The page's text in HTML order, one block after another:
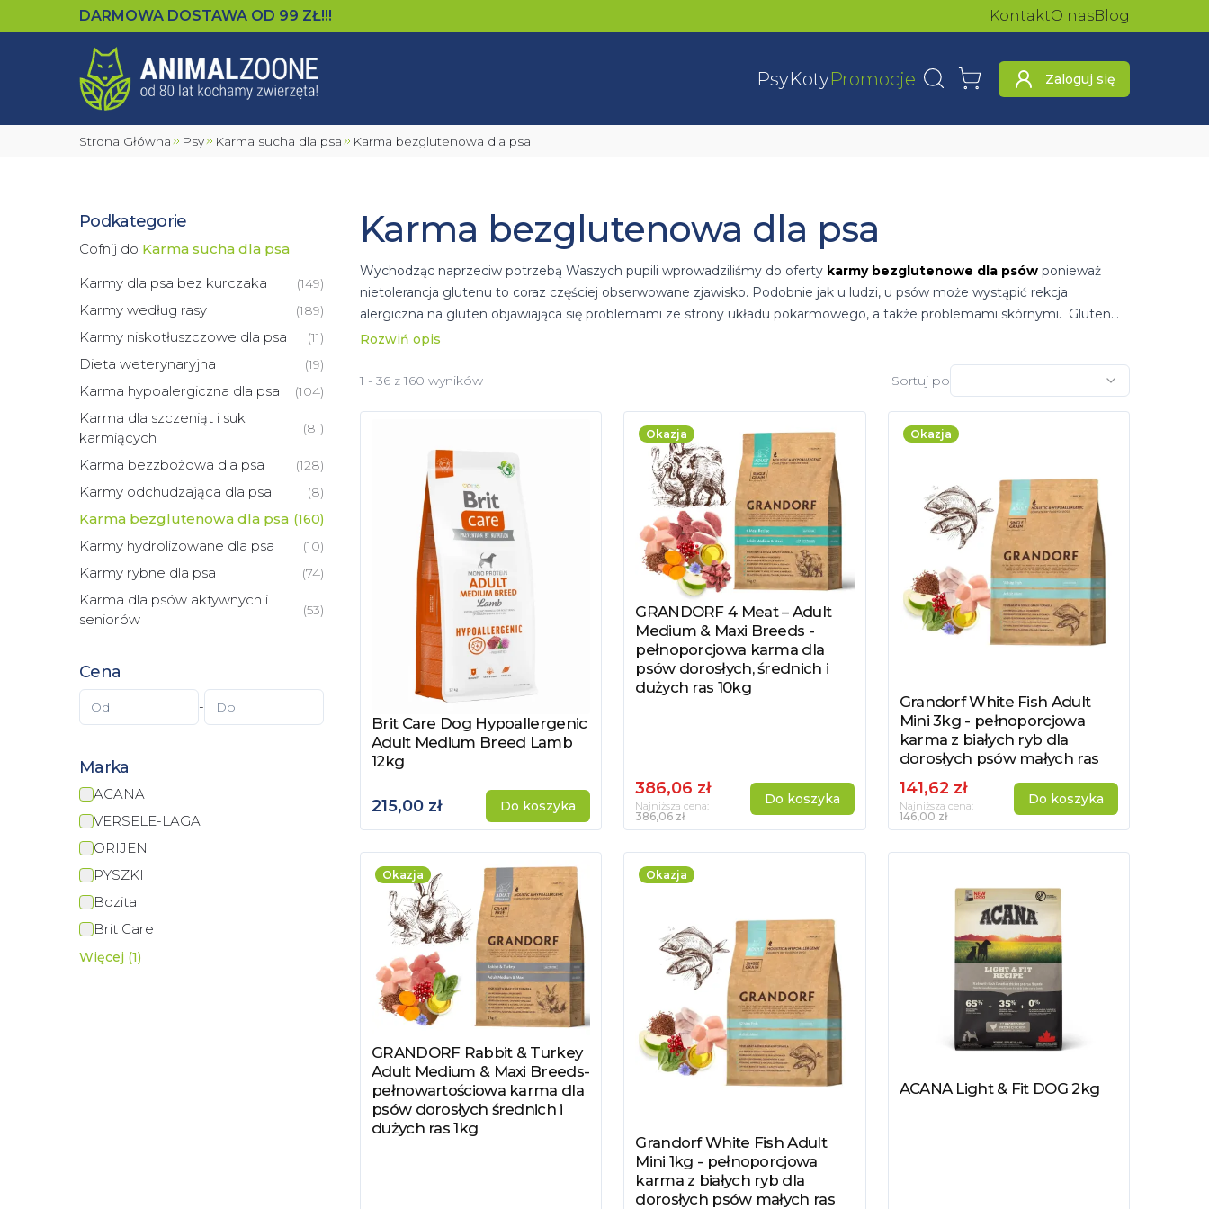
DARMOWA DOSTAWA OD 99 ZŁ!!! KontaktO nasBlog
PsyKotyPromocje WyszukajKoszyk Zaloguj się
Strona Główna Psy Karma sucha dla psa Karma bezglutenowa dla psa
Karma bezglutenowa dla psa
Wychodząc naprzeciw potrzebą Waszych pupili wprowadziliśmy do oferty karmy bezglutenowe dla psów ponieważ
nietolerancja glutenu to coraz częściej obserwowane zjawisko. Podobnie jak u ludzi, u psów może wystąpić rekcja
alergiczna na gluten objawiająca się problemami ze strony układu pokarmowego, a także problemami skórnymi. Gluten
jest zwarty w zbożach takich jak pszenica, jęczmień oraz żyto. Karmy bezglutenowe charakteryzują się brakiem wyżej
ilości alergenu.
Rozwiń opis
Podkategorie
Cofnij do Karma sucha dla psa
Karmy dla psa bez kurczaka
(149)
Karmy według rasy (189)
Karmy niskotłuszczowe dla psa (11)
Dieta weterynaryjna (19)
Karma hypoalergiczna dla psa (104)
Karma dla szczeniąt i suk
karmiących
(81)
Karma bezzbożowa dla psa (128)
Karmy odchudzająca dla psa (8)
Karma bezglutenowa dla psa (160)
Karmy hydrolizowane dla psa (10)
Karmy rybne dla psa (74)
Karma dla psów aktywnych i
seniorów
(53)
Cena
-
Marka
ACANA
VERSELE-LAGA
ORIJEN
PYSZKI
Bozita
Brit Care
Więcej (1)
1 - 36 z 160 wyników Sortuj po
Zobacz produkt
Brit Care Dog Hypoallergenic
Adult Medium Breed Lamb
12kg
215,00 zł Do koszyka
Okazja
Zobacz produkt
GRANDORF 4 Meat – Adult
Medium & Maxi Breeds -
pełnoporcjowa karma dla
psów dorosłych, średnich i
dużych ras 10kg
386,06 zł
Najniższa cena:
386,06 zł
Do koszyka
Okazja
Zobacz produkt
Grandorf White Fish Adult
Mini 3kg - pełnoporcjowa
karma z białych ryb dla
dorosłych psów małych ras
141,62 zł
Najniższa cena:
146,00 zł
Do koszyka
Okazja
Zobacz produkt
GRANDORF Rabbit & Turkey
Adult Medium & Maxi Breeds-
pełnowartościowa karma dla
psów dorosłych średnich i
dużych ras 1kg
Okazja
Zobacz produkt
Grandorf White Fish Adult
Mini 1kg - pełnoporcjowa
karma z białych ryb dla
dorosłych psów małych ras
Zobacz produkt
ACANA Light & Fit DOG 2kg